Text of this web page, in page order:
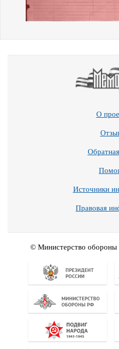
О
Источники
Правовая
© Министерство обороны